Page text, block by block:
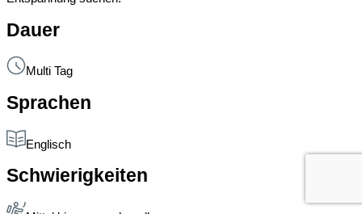
Dauer
Multi Tag
Sprachen
Englisch
Schwierigkeiten